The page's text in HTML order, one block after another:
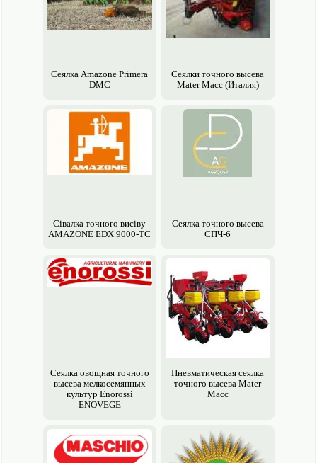
Сеялка Amazone Primera
DMC
Сеялки точного высева
Mater Macc (Италия)
Cівалка точного висіву
AMAZONE EDX 9000-ТС
Сеялка точного высева
СПЧ-6
Cеялка овощная точного
высева мелкосемянных
культур Enorossi
ENOVEGE
Пневматическая сеялка
точного высева Mater
Macс